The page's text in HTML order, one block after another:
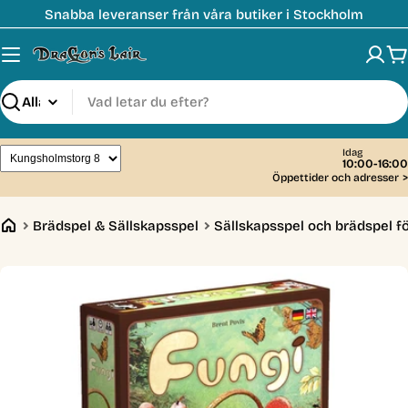
till
innehåll
Snabba leveranser från våra butiker i Stockholm
Sök
Idag
10:00-16:00
Öppettider och adresser >
Brädspel & Sällskapsspel Sällskapsspel och brädspel